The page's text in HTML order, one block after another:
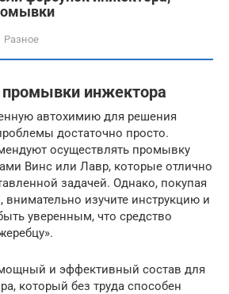
Разное
инжектора
автохимию для решения
достаточно просто.
осуществлять промывку
Винс или Лавр, которые отлично
задачей. Однако, покупая
внимательно изучите инструкцию и
уверенным, что средство
и эффективный состав для
который без труда способен